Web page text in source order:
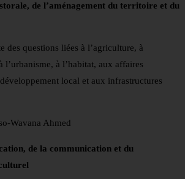
de l’aménagement du territoire et du
des questions liées à l’agriculture, à
l’urbanisme, à l’habitat, aux affaires
local et aux infrastructures
Wavana Ahmed
de la communication et du